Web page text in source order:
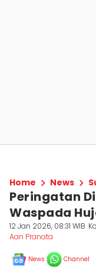
Home News
Peringatan
Waspada
12 Jan 2026, 08:31 WIB
Aan Pranata
News Channel